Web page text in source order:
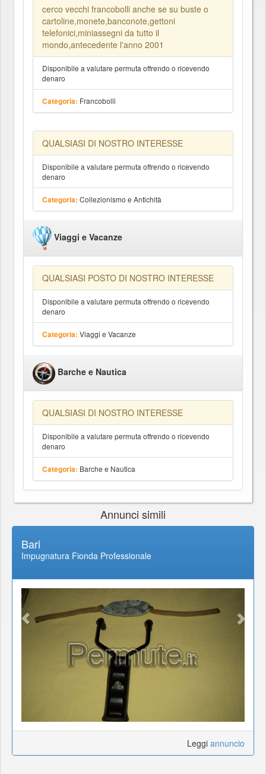
cerco vecchi francobolli anche se su buste o
cartoline,monete,banconote,gettoni
telefonici,miniassegni da tutto il
mondo,antecedente l'anno 2001
Disponibile a valutare permuta offrendo o ricevendo
denaro
Categoria: Francobolli
QUALSIASI DI NOSTRO INTERESSE
Disponibile a valutare permuta offrendo o ricevendo
denaro
Categoria: Collezionismo e Antichità
Viaggi e Vacanze
QUALSIASI POSTO DI NOSTRO INTERESSE
Disponibile a valutare permuta offrendo o ricevendo
denaro
Categoria: Viaggi e Vacanze
Barche e Nautica
QUALSIASI DI NOSTRO INTERESSE
Disponibile a valutare permuta offrendo o ricevendo
denaro
Categoria: Barche e Nautica
Annunci simili
Bari
Impugnatura Fionda Professionale
Leggi annuncio